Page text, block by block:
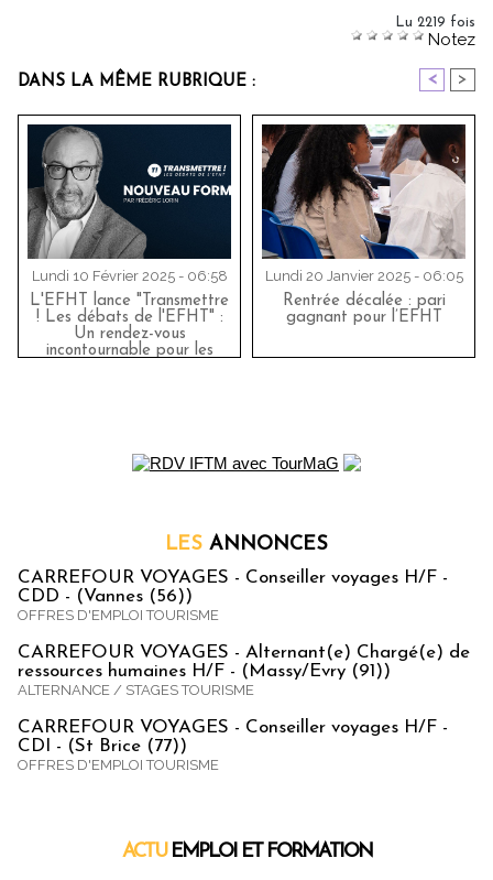
Lu 2219 fois
Notez
DANS LA MÊME RUBRIQUE : < >
Lundi 10 Février 2025 - 06:58
L'EFHT lance "Transmettre
! Les débats de l'EFHT" :
Un rendez-vous
incontournable pour les
Lundi 20 Janvier 2025 - 06:05
Rentrée décalée : pari
gagnant pour l’EFHT
LES ANNONCES
CARREFOUR VOYAGES - Conseiller voyages H/F -
CDD - (Vannes (56))
OFFRES D'EMPLOI TOURISME
CARREFOUR VOYAGES - Alternant(e) Chargé(e) de
ressources humaines H/F - (Massy/Evry (91))
ALTERNANCE / STAGES TOURISME
CARREFOUR VOYAGES - Conseiller voyages H/F -
CDI - (St Brice (77))
OFFRES D'EMPLOI TOURISME
ACTU EMPLOI ET FORMATION